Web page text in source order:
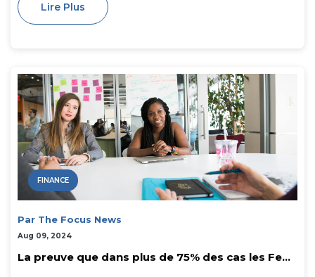
Lire Plus
FINANCE
Par The Focus News
Aug 09, 2024
La preuve que dans plus de 75% des cas les Fe...